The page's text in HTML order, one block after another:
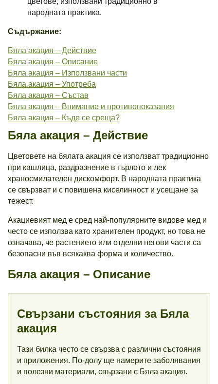
народната практика.
Съдържание:
Бяла акация – Действие
Бяла акация – Описание
Бяла акация – Използвани части
Бяла акация – Употреба
Бяла акация – Състав
Бяла акация – Внимание и противопоказания
Бяла акация – Къде се среща?
Бяла акация – Действие
Цветовете на бялата акация се използват традиционно
при кашлица, раздразнение в гърлото и лек
храносмилателен дискомфорт. В народната практика
се свързват и с повишена киселинност и усещане за
тежест.
Акациевият мед е сред най-популярните видове мед и
често се използва като хранителен продукт, но това не
означава, че растението или отделни негови части са
безопасни във всякаква форма и количество.
Бяла акация – Описание
Свързани състояния за Бяла
акация
Тази билка често се свързва с различни състояния
и приложения. По-долу ще намерите заболявания
и полезни материали, свързани с Бяла акация.